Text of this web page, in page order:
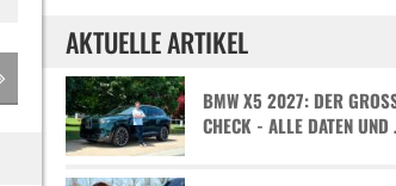
AKTUELLE ARTIKEL
BMW X5 2027: DER
HECK - ALLE DATEN UND …